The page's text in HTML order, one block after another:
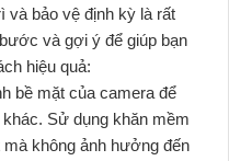
và bảo vệ định kỳ là rất
và gợi ý để giúp bạn
hiệu quả:
bề mặt của camera để
Sử dụng khăn mềm
không ảnh hưởng đến